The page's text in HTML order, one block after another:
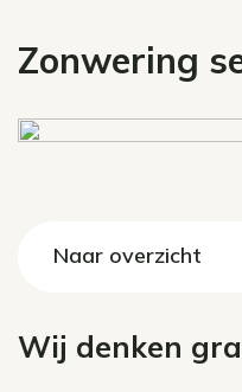
Zonwering
Naar overzicht
Wij denken